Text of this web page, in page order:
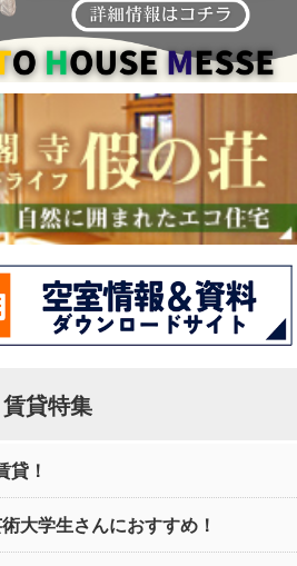
賃貸特集
貸！
大学生さんにおすすめ！